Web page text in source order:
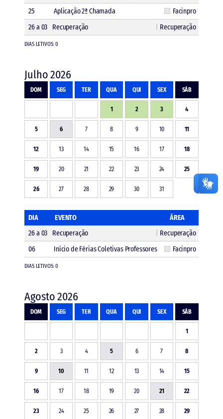
25 Aplicação 2ª Chamada
Facinpro
26 a 03
Recuperação Recuperação
DIAS LETIVOS: 0
Julho 2026
DOM SEG TER QUA QUI SEX SÁB
1 2 3 4
5 6 7 8 9 10 11
12 13 14 15 16 17 18
19 20 21 22 23 24 25
26 27 28 29 30 31
DIA EVENTO
ÁREA
26 a 03
Recuperação
Recuperação
06
Início de Férias Coletivas Professores Facinpro
DIAS LETIVOS: 0
Agosto 2026
DOM SEG TER QUA QUI SEX SÁB
1
2 3 4 5 6 7 8
9 10 11 12 13 14 15
16 17 18 19 20 21 22
23 24 25 26 27 28 29